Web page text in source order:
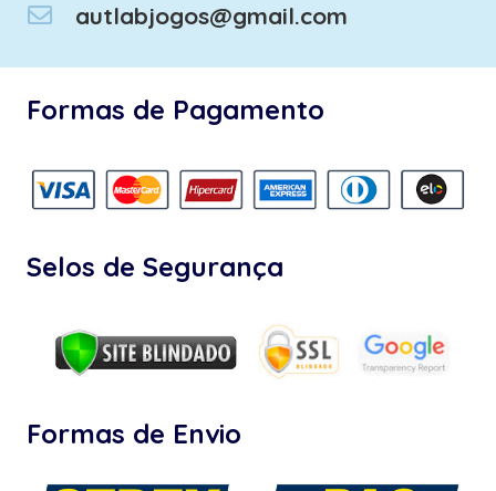
autlabjogos@gmail.com
Formas de Pagamento
Selos de Segurança
Formas de Envio